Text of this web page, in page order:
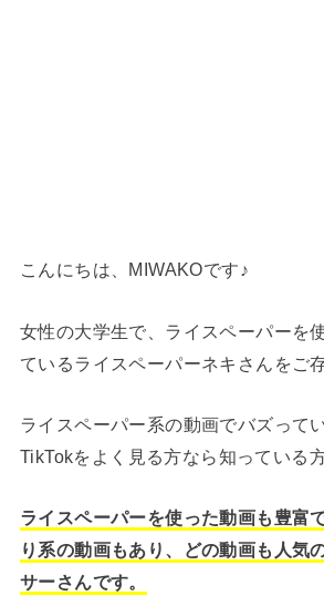
こんにちは、MIWAKOです♪
女性の大学生で、ライスペーパーを
ているライスペーパーネキさんをご
ライスペーパー系の動画でバズって
TikTokをよく見る方なら知っている
ライスペーパーを使った動画も豊富
り系の動画もあり、どの動画も人気
サーさんです。